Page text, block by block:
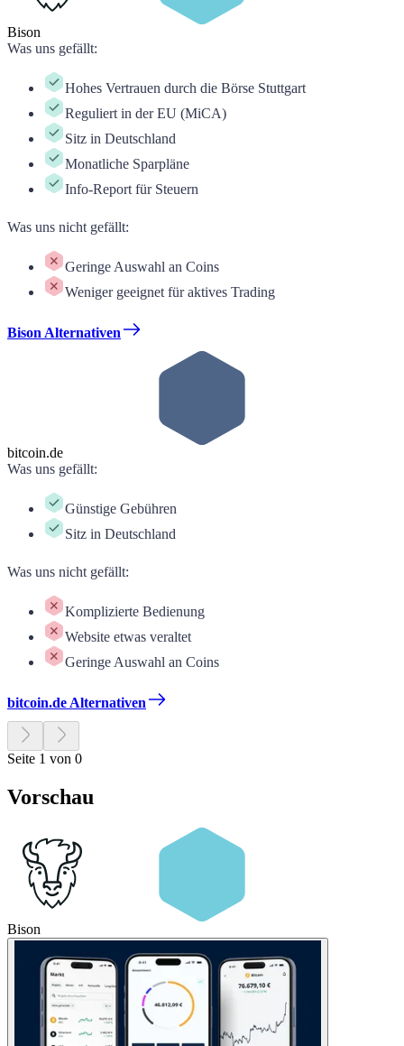
Bison
Was uns gefällt:
Hohes Vertrauen durch die Börse Stuttgart
Reguliert in der EU (MiCA)
Sitz in Deutschland
Monatliche Sparpläne
Info-Report für Steuern
Was uns nicht gefällt:
Geringe Auswahl an Coins
Weniger geeignet für aktives Trading
Bison Alternativen
bitcoin.de
Was uns gefällt:
Günstige Gebühren
Sitz in Deutschland
Was uns nicht gefällt:
Komplizierte Bedienung
Website etwas veraltet
Geringe Auswahl an Coins
bitcoin.de Alternativen
Seite 1 von 0
Vorschau
Bison